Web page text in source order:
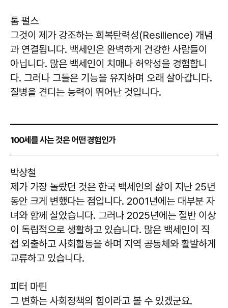
톰 펄스
그것이 제가 강조하는 회복탄력성(Resilience) 개념
과 연결됩니다. 백세인은 완벽하게 건강한 사람들이
아닙니다. 많은 백세인이 치매나 허약성을 경험합니
다. 그러나 그들은 기능을 유지하며 오래 살아갑니다.
질병을 견디는 능력이 뛰어난 것입니다.
100세를 사는 것은 어떤 경험인가
박상철
제가 가장 놀랐던 것은 한국 백세인의 삶이 지난 25년
동안 크게 변했다는 점입니다. 2001년에는 대부분 자
녀와 함께 살았습니다. 그러나 2025년에는 절반 이상
이 독립적으로 생활하고 있습니다. 많은 백세인이 직
접 외출하고 사회활동을 하며 지역 공동체와 활발하게
교류하고 있습니다.
피터 마틴
그 변화는 사회정책의 힘이라고 볼 수 있겠군요.